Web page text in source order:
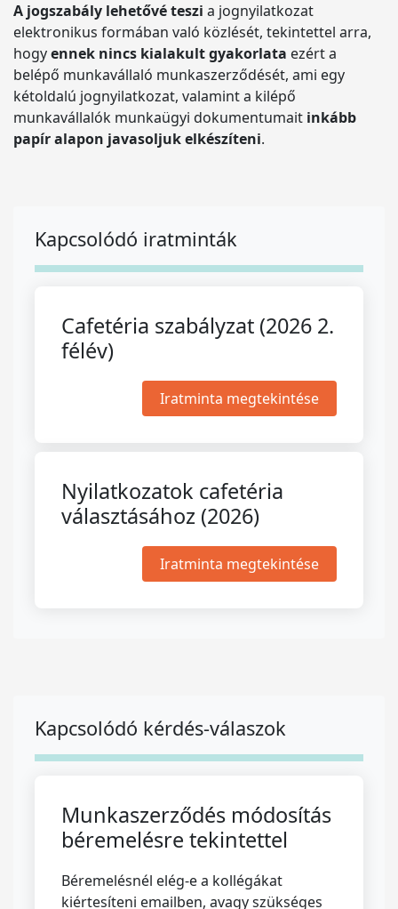
A jogszabály lehetővé teszi a jognyilatkozat
elektronikus formában való közlését, tekintettel arra,
hogyennek nincs kialakult gyakorlata ezért a
belépő munkavállaló munkaszerződését, ami egy
kétoldalú jognyilatkozat, valamint a kilépő
munkavállalók munkaügyi dokumentumait inkább
papír alapon javasoljuk elkészíteni.
Kapcsolódó iratminták
Cafetéria szabályzat (2026 2.
félév)
Iratminta megtekintése
Nyilatkozatok cafetéria
választásához (2026)
Iratminta megtekintése
Kapcsolódó kérdés-válaszok
Munkaszerződés módosítás
béremelésre tekintettel
Béremelésnél elég-e a kollégákat
kiértesíteni emailben, avagy szükséges